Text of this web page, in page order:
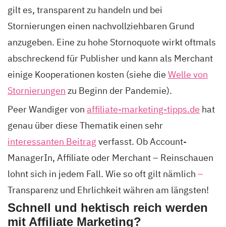
gilt es, transparent zu handeln und bei
Stornierungen einen nachvollziehbaren Grund
anzugeben. Eine zu hohe Stornoquote wirkt oftmals
abschreckend für Publisher und kann als Merchant
einige Kooperationen kosten (siehe die Welle von
Stornierungen zu Beginn der Pandemie).
Peer Wandiger von affiliate-marketing-tipps.de hat
genau über diese Thematik einen sehr
interessanten Beitrag verfasst. Ob Account-
ManagerIn, Affiliate oder Merchant – Reinschauen
lohnt sich in jedem Fall. Wie so oft gilt nämlich –
Transparenz und Ehrlichkeit währen am längsten!
Schnell und hektisch reich werden
mit Affiliate Marketing?